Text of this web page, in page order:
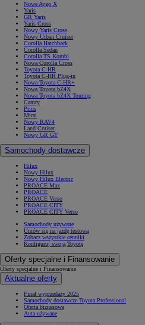
Nowe Aygo X
Yaris
GR Yaris
Yaris Cross
Nowy Yaris Cross
Nowy Urban Cruiser
Corolla Hatchback
Corolla Sedan
Corolla TS Kombi
Nowa Corolla Cross
Toyota C-HR
Toyota C-HR Plug-in
Nowa Toyota C-HR+
Nowa Toyota bZ4X
Nowa Toyota bZ4X Touring
Camry
Prius
Mirai
Nowy RAV4
Land Cruiser
Nowy GR GT
Samochody dostawcze
Hilux
Nowy Hilux
Nowy Hilux Electric
PROACE Max
PROACE
PROACE Verso
PROACE CITY
PROACE CITY Verso
Samochody używane
Umów się na jazdę testową
Zobacz wszystkie cenniki
Konfiguruj swoją Toyotę
Oferty specjalne i Finansowanie
Oferty specjalne i Finansowanie
Aktualne oferty
Finał wyprzedaży 2025
Samochody dostawcze Toyota Professional
Oferta biznesowa
Auta używane